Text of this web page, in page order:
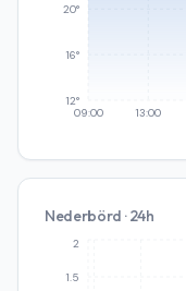
09:00 13:00
12°
16°
20°
Nederbörd · 24h
1.5
2